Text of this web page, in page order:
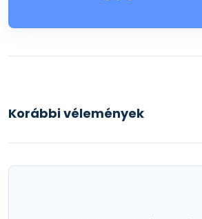
Korábbi vélemények